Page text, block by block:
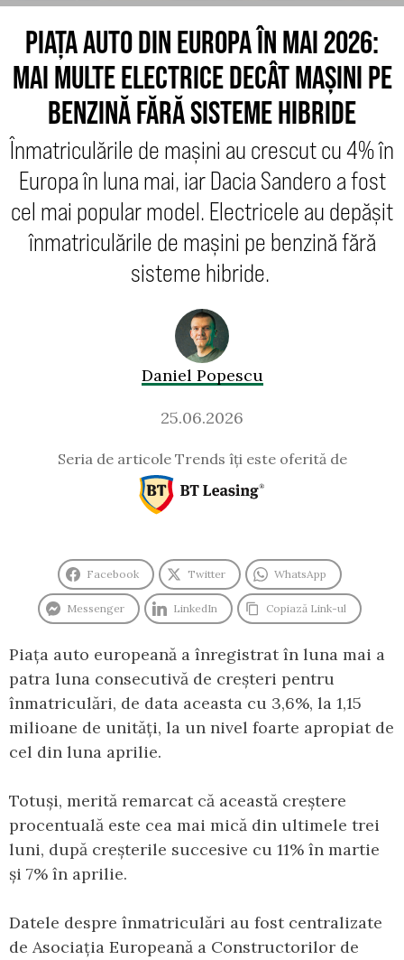
PIAȚA AUTO DIN EUROPA ÎN MAI 2026:
MAI MULTE ELECTRICE DECÂT MAȘINI PE
BENZINĂ FĂRĂ SISTEME HIBRIDE
Înmatriculările de mașini au crescut cu 4% în
Europa în luna mai, iar Dacia Sandero a fost
cel mai popular model. Electricele au depășit
înmatriculările de mașini pe benzină fără
sisteme hibride.
Daniel Popescu
25.06.2026
Seria de articole Trends îți este oferită de
Facebook Twitter WhatsApp
Messenger LinkedIn Copiază Link-ul
Piața auto europeană a înregistrat în luna mai a
patra luna consecutivă de creșteri pentru
înmatriculări, de data aceasta cu 3,6%, la 1,15
milioane de unități, la un nivel foarte apropiat de
cel din luna aprilie.
Totuși, merită remarcat că această creștere
procentuală este cea mai mică din ultimele trei
luni, după creșterile succesive cu 11% în martie
și 7% în aprilie.
Datele despre înmatriculări au fost centralizate
de Asociația Europeană a Constructorilor de